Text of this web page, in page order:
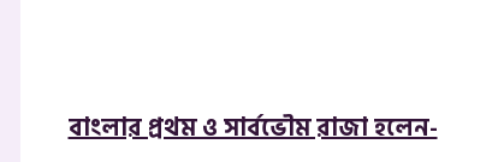
বাংলার প্রথম ও সার্বভৌম রাজা হলেন-